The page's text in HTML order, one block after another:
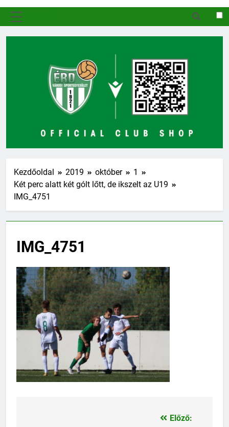
Kezdőoldal 2019 október
1
Két perc alatt két gólt lőtt, de ikszelt az U19
IMG_4751
IMG_4751
Előző: